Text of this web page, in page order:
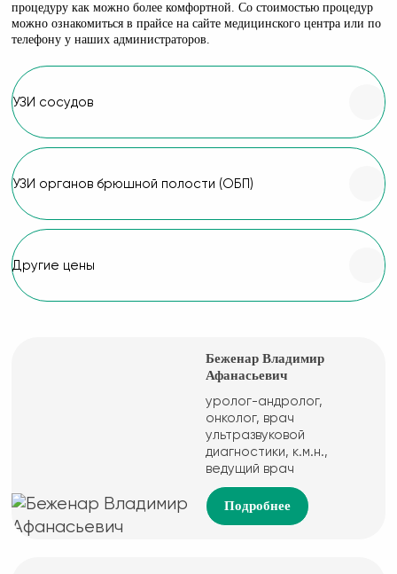
процедуру как можно более комфортной. Со стоимостью процедур
можно ознакомиться в прайсе на сайте медицинского центра или по
телефону у наших администраторов.
УЗИ сосудов
УЗИ органов брюшной полости (ОБП)
Другие цены
Беженар Владимир
Афанасьевич
уролог-андролог,
онколог, врач
ультразвуковой
диагностики, к.м.н.,
ведущий врач
Подробнее